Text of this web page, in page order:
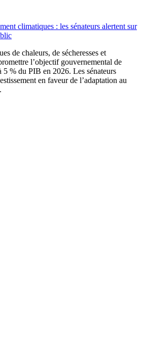
climatiques : les sénateurs alertent sur
de chaleurs, de sécheresses et
l’objectif gouvernemental de
% du PIB en 2026. Les sénateurs
en faveur de l’adaptation au